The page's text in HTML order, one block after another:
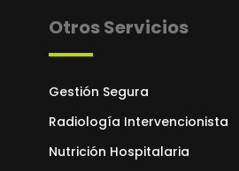
Otros Servicios
Gestión Segura
Radiología Intervencionista
Nutrición Hospitalaria